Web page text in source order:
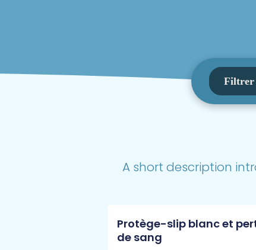
A short description
Protège-slip blanc et
de sang